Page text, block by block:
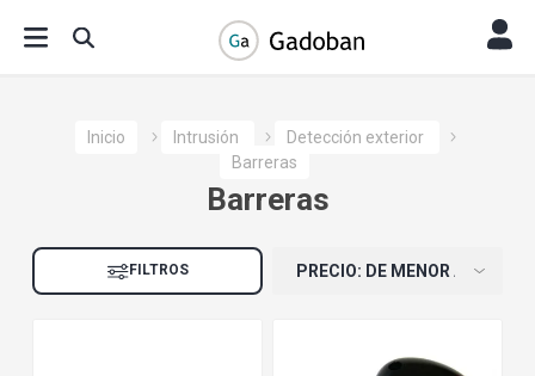
Inicio Intrusión
Detección exterior
Barreras
Barreras
FILTROS